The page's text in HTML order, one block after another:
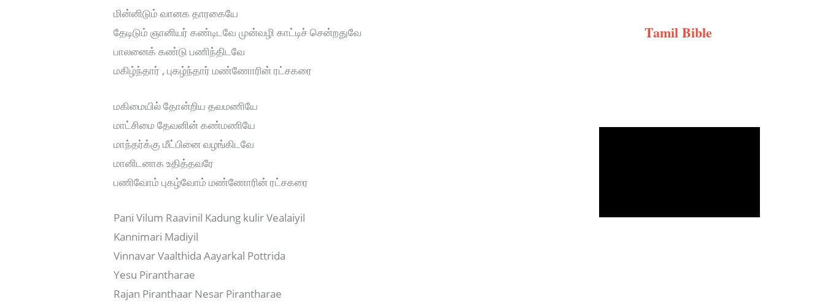
மின்னிடும் வானக தாரகையே
தேடிடும் ஞானியர் கண்டிடவே முன்வழி காட்டிச் சென்றதுவே
பாலனைக் கண்டு பணிந்திடவே
மகிழ்ந்தார் , புகழ்ந்தார் மண்ணோரின் ரட்சகரை
மகிமையில் தோன்றிய தவமணியே
மாட்சிமை தேவனின் கண்மணியே
மாந்தர்க்கு மீட்பினை வழங்கிடவே
மானிடனாக உதித்தவரே
பணிவோம் புகழ்வோம் மண்ணோரின் ரட்சகரை
Pani Vilum Raavinil Kadung kulir Vealaiyil
Kannimari Madiyil
Vinnavar Vaalthida Aayarkal Pottrida
Yesu Pirantharae
Rajan Piranthaar Nesar Pirantharae
Tamil Bible